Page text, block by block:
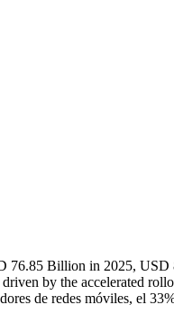
76.85 Billion in 2025,
by the accelerated
de redes móviles, el